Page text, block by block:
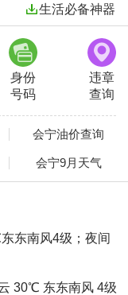
生活必备神器
身份
号码
违章
查询
会宁油价查询
会宁9月天气
东南风4级；夜间
30℃ 东东南风 4级